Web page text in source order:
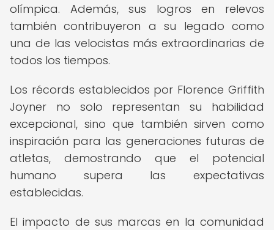
olímpica. Además, sus logros en relevos
también contribuyeron a su legado como
una de las velocistas más extraordinarias de
todos los tiempos.
Los récords establecidos por Florence Griffith
Joyner no solo representan su habilidad
excepcional, sino que también sirven como
inspiración para las generaciones futuras de
atletas, demostrando que el potencial
humano supera las expectativas
establecidas.
El impacto de sus marcas en la comunidad